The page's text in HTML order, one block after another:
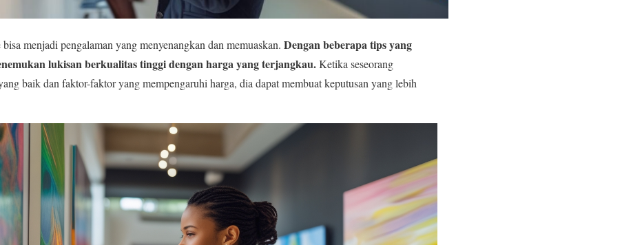
menjadi pengalaman yang menyenangkan dan memuaskan. Dengan beberapa tips yang
lukisan berkualitas tinggi dengan harga yang terjangkau.Ketika seseorang
baik dan faktor-faktor yang mempengaruhi harga, dia dapat membuat keputusan yang lebih